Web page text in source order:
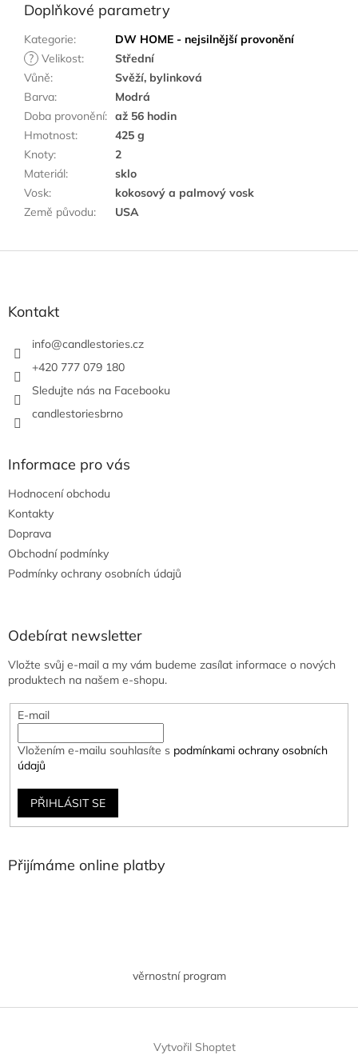
Doplňkové parametry
Kategorie:
DW HOME - nejsilnější provonění
? Velikost:
Střední
Vůně:
Svěží, bylinková
Barva:
Modrá
Doba provonění: až 56 hodin
Hmotnost:
425 g
Knoty:
2
Materiál:
sklo
Vosk:
kokosový a palmový vosk
Země původu: USA
Kontakt
info@candlestories.cz
+420 777 079 180
Sledujte nás na Facebooku
candlestoriesbrno
Informace pro vás
Hodnocení obchodu
Kontakty
Doprava
Obchodní podmínky
Podmínky ochrany osobních údajů
Odebírat newsletter
Vložte svůj e-mail a my vám budeme zasílat informace o nových
produktech na našem e-shopu.
E-mail
Vložením e-mailu souhlasíte s podmínkami ochrany osobních
údajů
PŘIHLÁSIT SE
Přijímáme online platby
věrnostní program
Vytvořil Shoptet